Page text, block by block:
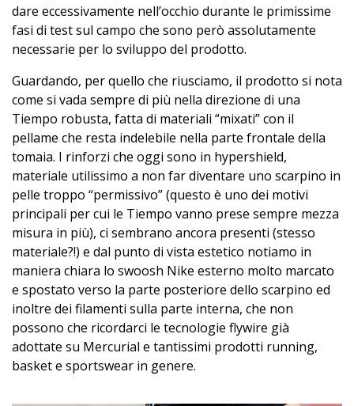
dare eccessivamente nell’occhio durante le primissime
fasi di test sul campo che sono però assolutamente
necessarie per lo sviluppo del prodotto.
Guardando, per quello che riusciamo, il prodotto si nota
come si vada sempre di più nella direzione di una
Tiempo robusta, fatta di materiali “mixati” con il
pellame che resta indelebile nella parte frontale della
tomaia. I rinforzi che oggi sono in hypershield,
materiale utilissimo a non far diventare uno scarpino in
pelle troppo “permissivo” (questo è uno dei motivi
principali per cui le Tiempo vanno prese sempre mezza
misura in più), ci sembrano ancora presenti (stesso
materiale?!) e dal punto di vista estetico notiamo in
maniera chiara lo swoosh Nike esterno molto marcato
e spostato verso la parte posteriore dello scarpino ed
inoltre dei filamenti sulla parte interna, che non
possono che ricordarci le tecnologie flywire già
adottate su Mercurial e tantissimi prodotti running,
basket e sportswear in genere.